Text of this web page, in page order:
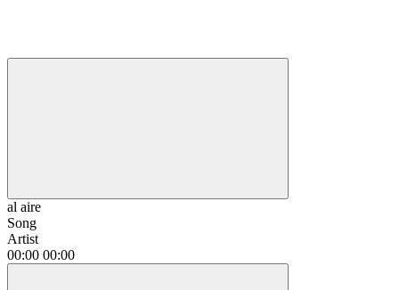
al aire
Song
Artist
00:00 00:00